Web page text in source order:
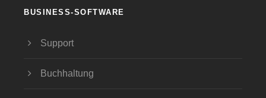
BUSINESS-SOFTWARE
Support
Buchhaltung